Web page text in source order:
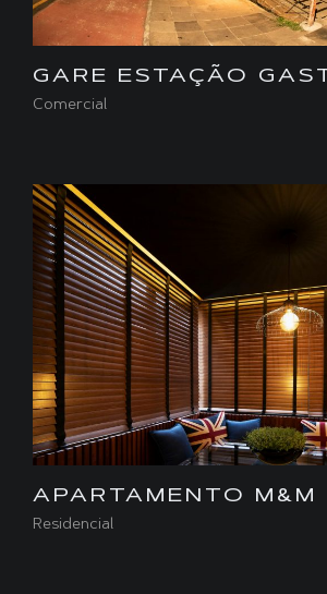
GARE ESTAÇÃO
Comercial
APARTAMENTO M&M
Residencial